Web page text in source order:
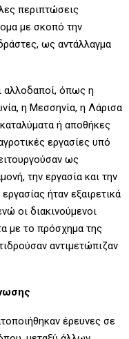
περιπτώσεις
με σκοπό την
ως αντάλλαγμα
αλλοδαποί, όπως η
η Μεσσηνία, η Λάρισα
ή αποθήκες
εργασίες υπό
ως
την εργασία και την
ήταν εξαιρετικά
οι διακινούμενοι
με το πρόσχημα της
αντιμετώπιζαν
έρευνες σε